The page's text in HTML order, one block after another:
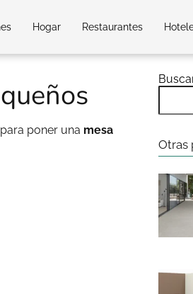
Hogar Restaurantes
poner una mesa
Otras